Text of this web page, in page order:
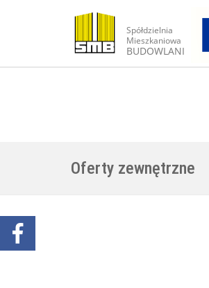
Spółdzielnia
Mieszkaniowa
BUDOWLANI
Oferty zewnętrzne